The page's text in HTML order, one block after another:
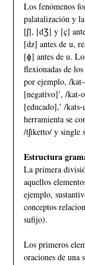
Los fenómenos
palatalización y
[ʃ], [dƷ] y [ç]
[dz] antes de u,
[ɸ] antes de u.
flexionadas de
por ejemplo, /
[negativo]’, /kat-
[educado],’ /
herramienta se
/tʃiketto/ y single
Estructura
La primera
aquellos
ejemplo,
conceptos
sufijo).
Los primeros
oraciones de una